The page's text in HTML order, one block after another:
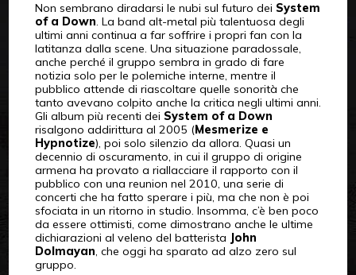
Non sembrano diradarsi le nubi sul futuro dei System
of a Down. La band alt-metal più talentuosa degli
ultimi anni continua a far soffrire i propri fan con la
latitanza dalla scene. Una situazione paradossale,
anche perché il gruppo sembra in grado di fare
notizia solo per le polemiche interne, mentre il
pubblico attende di riascoltare quelle sonorità che
tanto avevano colpito anche la critica negli ultimi anni.
Gli album più recenti dei System of a Down
risalgono addirittura al 2005 (Mesmerize e
Hypnotize), poi solo silenzio da allora. Quasi un
decennio di oscuramento, in cui il gruppo di origine
armena ha provato a riallacciare il rapporto con il
pubblico con una reunion nel 2010, una serie di
concerti che ha fatto sperare i più, ma che non è poi
sfociata in un ritorno in studio. Insomma, c’è ben poco
da essere ottimisti, come dimostrano anche le ultime
dichiarazioni al veleno del batterista John
Dolmayan, che oggi ha sparato ad alzo zero sul
gruppo.